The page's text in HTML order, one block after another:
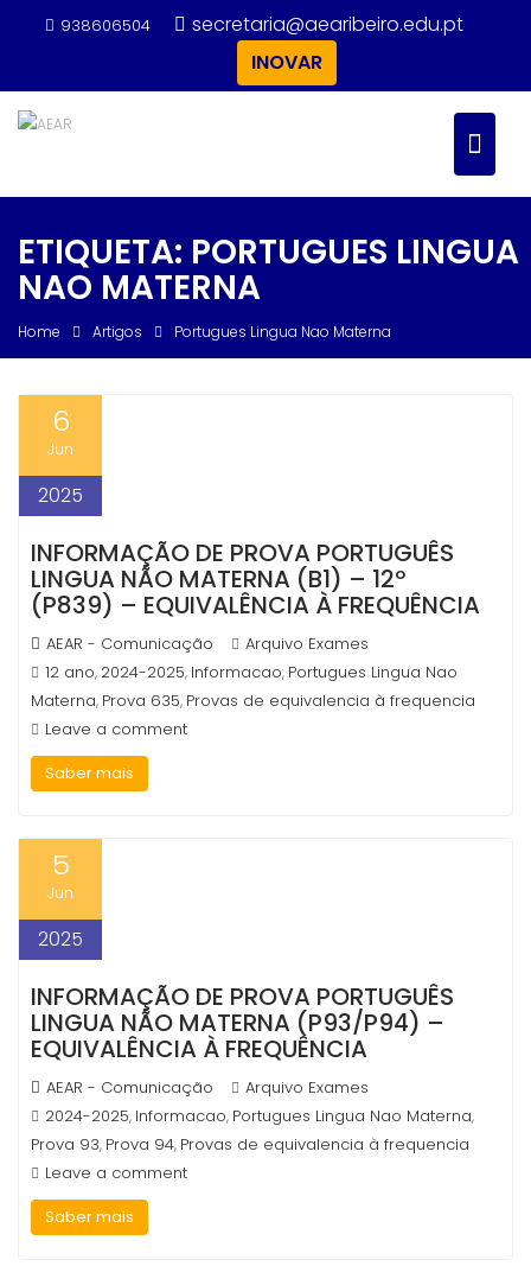
938606504
secretaria@aearibeiro.edu.pt
INOVAR
ETIQUETA: PORTUGUES LINGUA
NAO MATERNA
Home Artigos Portugues Lingua Nao Materna
6
Jun
2025
INFORMAÇÃO DE PROVA PORTUGUÊS
LINGUA NÃO MATERNA (B1) – 12º
(P839) – EQUIVALÊNCIA À FREQUÊNCIA
AEAR - Comunicação
Arquivo Exames
12 ano, 2024-2025, Informacao, Portugues Lingua Nao
Materna, Prova 635, Provas de equivalencia à frequencia
Leave a comment
Saber mais
5
Jun
2025
INFORMAÇÃO DE PROVA PORTUGUÊS
LINGUA NÃO MATERNA (P93/P94) –
EQUIVALÊNCIA À FREQUÊNCIA
AEAR - Comunicação
Arquivo Exames
2024-2025, Informacao, Portugues Lingua Nao Materna,
Prova 93, Prova 94, Provas de equivalencia à frequencia
Leave a comment
Saber mais